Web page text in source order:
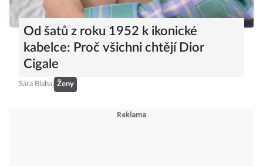
Od šatů z roku 1952 k ikonické
kabelce: Proč všichni chtějí Dior
Cigale
Sára Blahaj Ženy